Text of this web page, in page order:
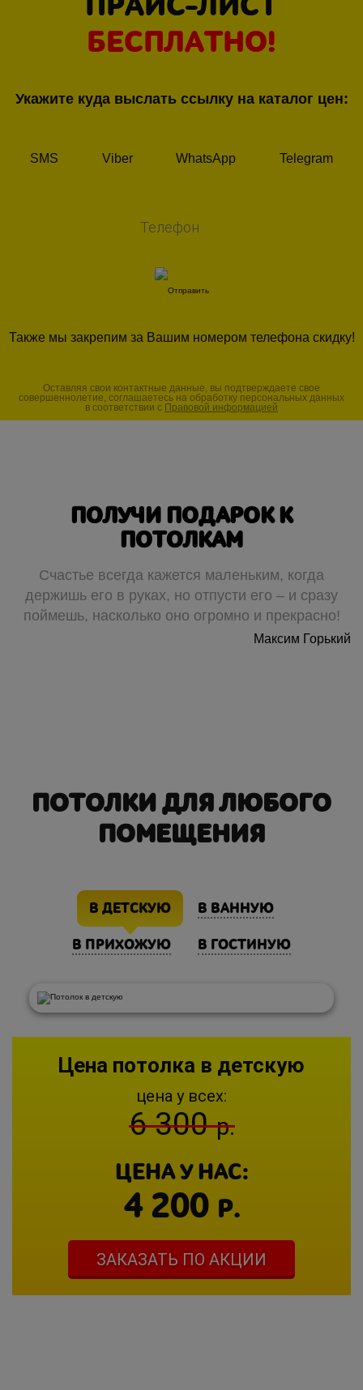
БЕСПЛАТНО!
Укажите куда выслать ссылку на каталог цен:
SMS Viber WhatsApp Telegram
Также мы закрепим за Вашим номером телефона скидку!
Оставляя свои контактные данные, вы подтверждаете свое
совершеннолетие, соглашаетесь на обработку персональных данных
в соответствии с Правовой информацией
ПОЛУЧИ ПОДАРОК К
ПОТОЛКАМ
Счастье всегда кажется маленьким, когда
держишь его в руках, но отпусти его – и сразу
поймешь, насколько оно огромно и прекрасно!
Максим Горький
ПОТОЛКИ ДЛЯ ЛЮБОГО
ПОМЕЩЕНИЯ
В ДЕТСКУЮ В ВАННУЮ
В ПРИХОЖУЮ В ГОСТИНУЮ
Цена потолка в детскую
цена у всех:
6 300р.
ЦЕНА У НАС:
4 200 Р.
ЗАКАЗАТЬ ПО АКЦИИ